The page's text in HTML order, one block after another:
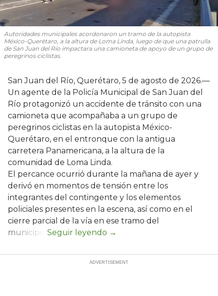
Autoridades municipales acordonaron un tramo de la autopista
México-Querétaro, a la altura de Loma Linda, luego de que una patrulla
de San Juan del Río impactara una camioneta de apoyo de un grupo de
peregrinos ciclistas.
San Juan del Río, Querétaro, 5 de agosto de 2026.—
Un agente de la Policía Municipal de San Juan del
Río protagonizó un accidente de tránsito con una
camioneta que acompañaba a un grupo de
peregrinos ciclistas en la autopista México-
Querétaro, en el entronque con la antigua
carretera Panamericana, a la altura de la
comunidad de Loma Linda.
El percance ocurrió durante la mañana de ayer y
derivó en momentos de tensión entre los
integrantes del contingente y los elementos
policiales presentes en la escena, así como en el
cierre parcial de la vía en ese tramo del
municipio.